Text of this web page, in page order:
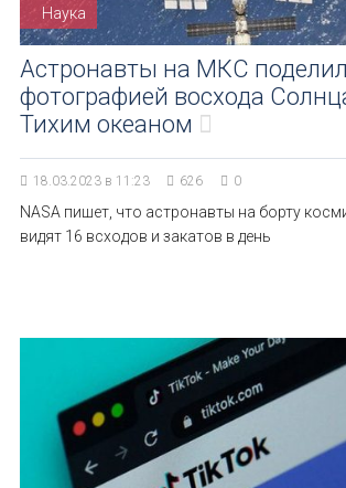
Наука
Астронавты на МКС
фотографией восхода
Тихим океаном
18.03.2023 в 11:23 626 0
NASA пишет, что астронавты на борту
видят 16 всходов и закатов в день